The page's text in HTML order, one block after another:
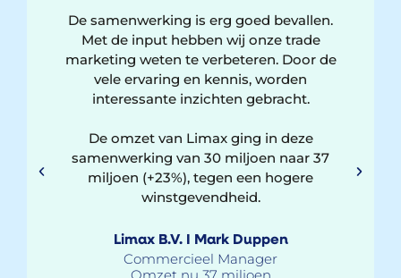
was
De samenwerking is erg goed bevallen.
Met de input hebben wij onze trade
marketing weten te verbeteren. Door de
vele ervaring en kennis, worden
interessante inzichten gebracht.
De omzet van Limax ging in deze
samenwerking van 30 miljoen naar 37
miljoen (+23%), tegen een hogere
winstgevendheid.
Limax B.V. I Mark Duppen
Commercieel Manager
Omzet nu 37 miljoen